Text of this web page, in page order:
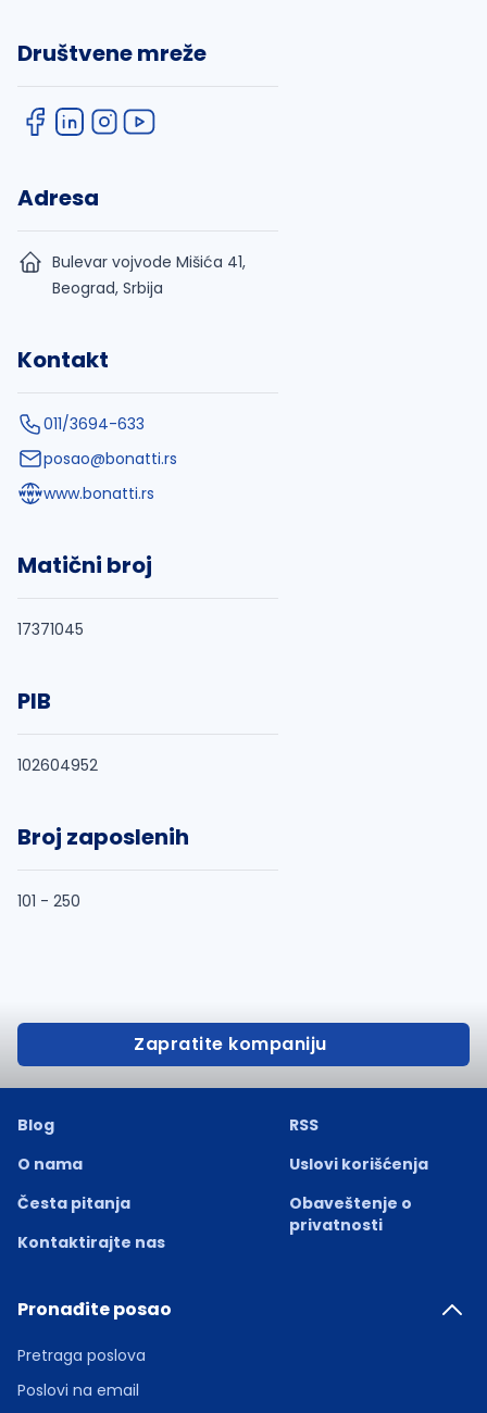
Društvene mreže
Adresa
Bulevar vojvode Mišića 41,
Beograd, Srbija
Kontakt
011/3694-633
posao@bonatti.rs
www.bonatti.rs
Matični broj
17371045
PIB
102604952
Broj zaposlenih
101 - 250
Zapratite kompaniju
Blog
O nama
Česta pitanja
Kontaktirajte nas
RSS
Uslovi korišćenja
Obaveštenje o
privatnosti
Pronađite posao
Pretraga poslova
Poslovi na email